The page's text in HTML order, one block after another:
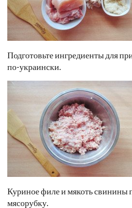
Подготовьте ингредиенты для
по-украински.
Куриное филе и мякоть свинины
мясорубку.